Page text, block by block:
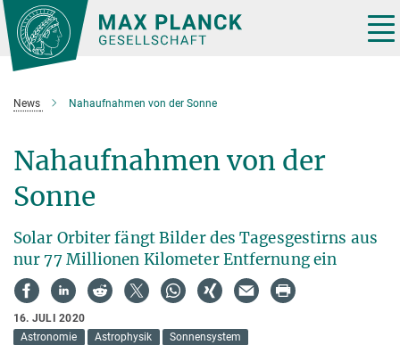
Hauptinhalt
News Nahaufnahmen von der Sonne
Nahaufnahmen von der
Sonne
Solar Orbiter fängt Bilder des Tagesgestirns aus
nur 77 Millionen Kilometer Entfernung ein
16. JULI 2020
Astronomie
Astrophysik Sonnensystem